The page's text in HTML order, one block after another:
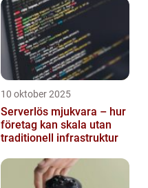
10 oktober 2025
Serverlös mjukvara – hur
företag kan skala utan
traditionell infrastruktur